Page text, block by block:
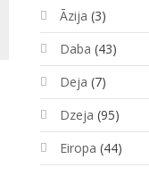
Āzija (3)
Daba (43)
Deja (7)
Dzeja (95)
Eiropa (44)